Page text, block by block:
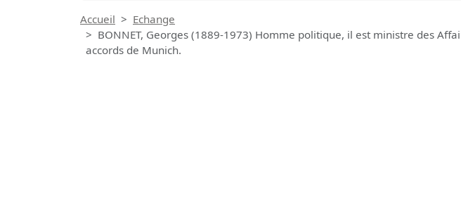
Accueil
Echange
BONNET, Georges (1889-1973) Homme politique, il est ministre des
accords de Munich.